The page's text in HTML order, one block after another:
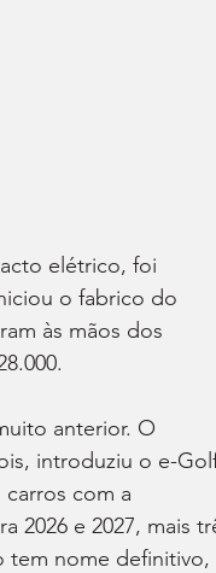
elétrico, foi
o fabrico do
às mãos dos
anterior. O
introduziu o e-
com a
2026 e 2027, mais
tem nome definitivo,